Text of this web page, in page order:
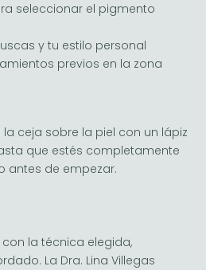
seleccionar el pigmento
y tu estilo personal
previos en la zona
ceja sobre la piel con un lápiz
que estés completamente
antes de empezar.
la técnica elegida,
La Dra. Lina Villegas